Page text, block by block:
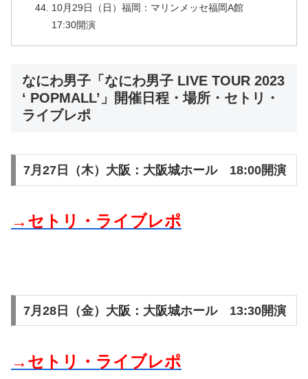
10月29日（日）福岡：マリンメッセ福岡A館
17:30開演
なにわ男子「なにわ男子 LIVE TOUR 2023
‘ POPMALL’」開催日程・場所・セトリ・
ライブレポ
7月27日（木）大阪：大阪城ホール 18:00開演
→セトリ・ライブレポ
7月28日（金）大阪：大阪城ホール 13:30開演
→セトリ・ライブレポ